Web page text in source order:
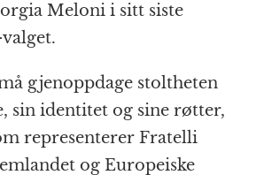
Meloni i sitt siste
gjenoppdage stoltheten
sin identitet og sine røtter,
representerer Fratelli
og Europeiske